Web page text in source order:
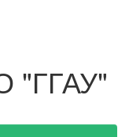
"ГГАУ"